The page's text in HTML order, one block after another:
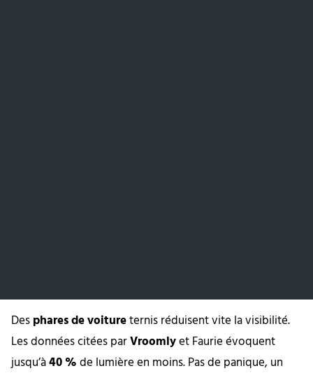
Desphares de voitureternis réduisent vite la visibilité.
Les données citées parVroomlyet Faurie évoquent
jusqu’à40 %de lumière en moins. Pas de panique, un